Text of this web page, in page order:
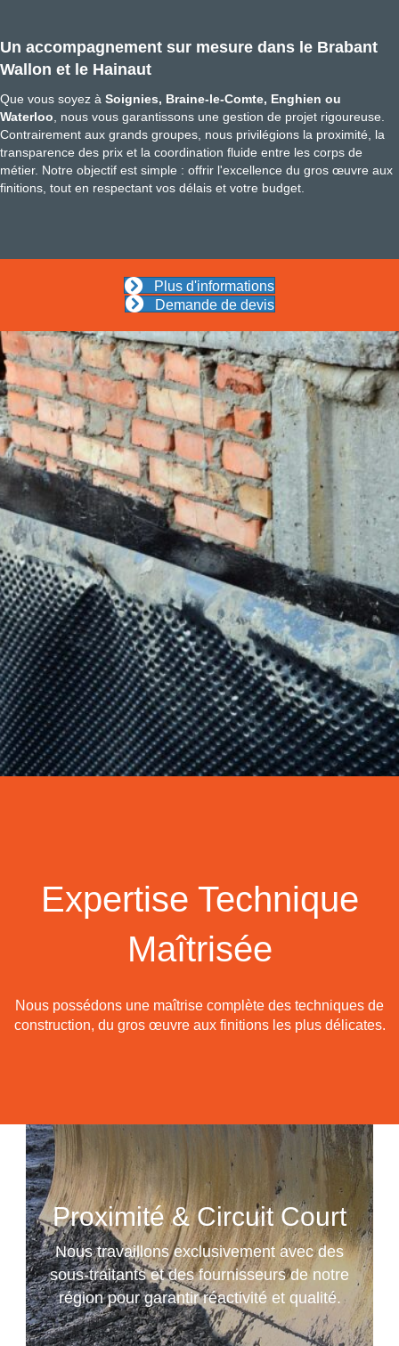
Un accompagnement sur mesure dans le Brabant
Wallon et le Hainaut
Que vous soyez à Soignies, Braine-le-Comte, Enghien ou
Waterloo , nous vous garantissons une gestion de projet rigoureuse.
Contrairement aux grands groupes, nous privilégions la proximité, la
transparence des prix et la coordination fluide entre les corps de
métier. Notre objectif est simple : offrir l'excellence du gros œuvre aux
finitions, tout en respectant vos délais et votre budget.
Plus d'informations
Demande de devis
Expertise Technique
Maîtrisée
Nous possédons une maîtrise complète des techniques de
construction, du gros œuvre aux finitions les plus délicates.
Proximité & Circuit Court
Nous travaillons exclusivement avec des
sous-traitants et des fournisseurs de notre
région pour garantir réactivité et qualité.